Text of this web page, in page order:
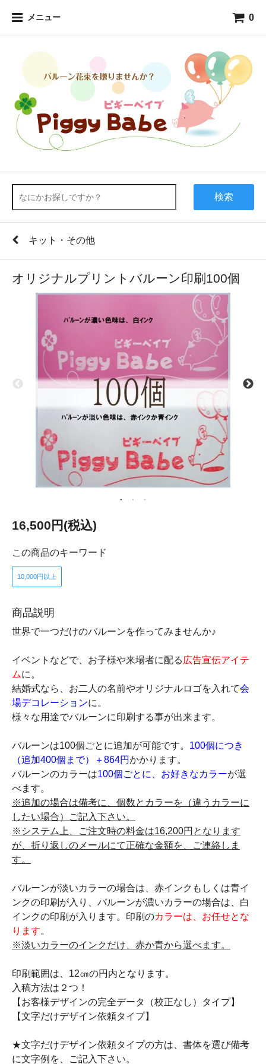
メニュー 0
検索
キット・その他
オリジナルプリントバルーン印刷100個
16,500円(税込)
この商品のキーワード
10,000円以上
商品説明
世界で一つだけのバルーンを作ってみませんか♪
イベントなどで、お子様や来場者に配る 広告宣伝アイテ
ムに。
結婚式なら、お二人の名前やオリジナルロゴを入れて会
場デコレーションに。
様々な用途でバルーンに印刷する事が出来ます。
バルーンは100個ごとに追加が可能です。 100個につき
（追加400個まで）＋864円かかります。
バルーンのカラーは100個ごとに、お好きなカラーが選
べます。
※追加の場合は備考に、個数とカラーを（違うカラーに
したい場合）ご記入下さい。
※システム上、ご注文時の料金は16,200円となります
が、折り返しのメールにて正確な金額を、ご連絡しま
す。
バルーンが淡いカラーの場合は、赤インクもしくは青イ
ンクの印刷が入り、バルーンが濃いカラーの場合は、白
インクの印刷が入ります。印刷のカラーは、お任せとな
ります。
※淡いカラーのインクだけ、赤か青から選べます。
印刷範囲は、12㎝の円内となります。
入稿方法は２つ！
【お客様デザインの完全データ（校正なし）タイプ】
【文字だけデザイン依頼タイプ】
★文字だけデザイン依頼タイプの方は、書体を選び備考
に文字例を、ご記入下さい。